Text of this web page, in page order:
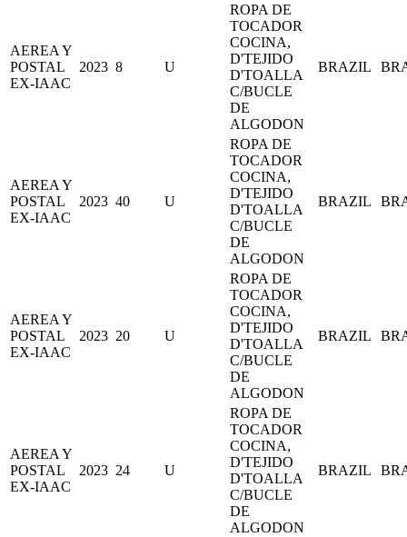
AEREA Y
POSTAL
EX-IAAC
2023 8 U
ROPA DE
TOCADOR
COCINA,
D'TEJIDO
D'TOALLA
C/BUCLE
DE
ALGODON
BRAZIL
AEREA Y
POSTAL
EX-IAAC
2023 40 U
ROPA DE
TOCADOR
COCINA,
D'TEJIDO
D'TOALLA
C/BUCLE
DE
ALGODON
BRAZIL
AEREA Y
POSTAL
EX-IAAC
2023 20 U
ROPA DE
TOCADOR
COCINA,
D'TEJIDO
D'TOALLA
C/BUCLE
DE
ALGODON
BRAZIL
AEREA Y
POSTAL
EX-IAAC
2023 24 U
ROPA DE
TOCADOR
COCINA,
D'TEJIDO
D'TOALLA
C/BUCLE
DE
ALGODON
BRAZIL